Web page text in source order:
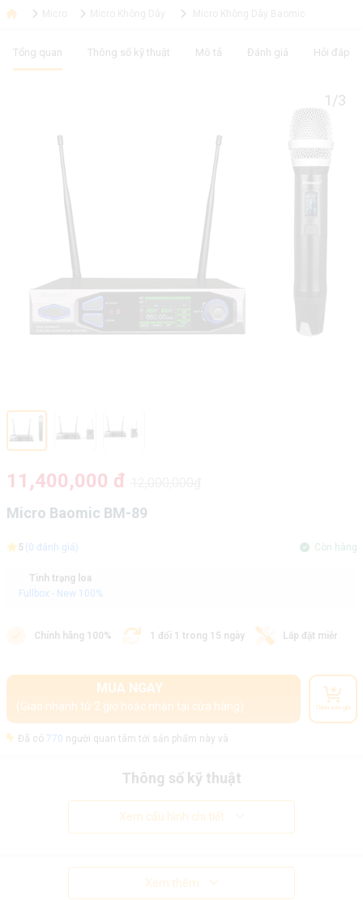
Tổng quan Thông số kỹ thuật Mô tả Đánh giá Hỏi đáp
1/3
11,400,000 đ
Micro Baomic BM-89
5 (0 đánh giá) Còn hàng
Tình trạng loa
Fullbox - New 100%
Chính hãng 100% 1 đổi 1 trong 15 ngày Lắp đặt miễn phí
MUA NGAY
(Giao nhanh từ 2 giờ hoặc nhận tại cửa hàng) Thêm vào giỏ
Đã có 770 người quan tâm tới sản phẩm này và
Thông số kỹ thuật
Xem cấu hình chi tiết
Xem thêm